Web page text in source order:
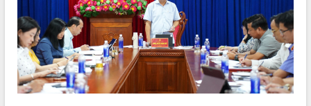
Tháo gỡ những vướng mắc, đẩy mạnh
công tác cải cách thủ tục hành chính
tại Trung tâm Phục vụ hành chính
công tỉnh
Đắk Lắk: Tôn vinh 46 giải pháp tại Hội
thi Sáng tạo Kỹ thuật 2024 - 2025